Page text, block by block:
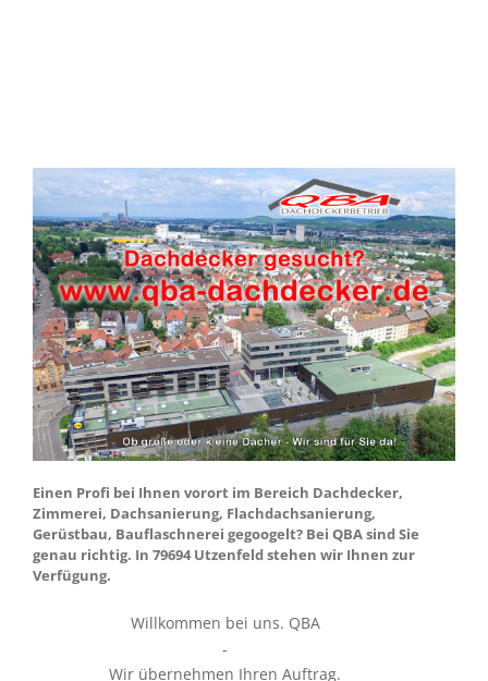
Einen Profi bei Ihnen vorort im Bereich Dachdecker,
Zimmerei, Dachsanierung, Flachdachsanierung,
Gerüstbau, Bauflaschnerei gegoogelt? Bei QBA sind Sie
genau richtig. In 79694 Utzenfeld stehen wir Ihnen zur
Verfügung.
Willkommen bei uns. QBA
-
Wir übernehmen Ihren Auftrag.